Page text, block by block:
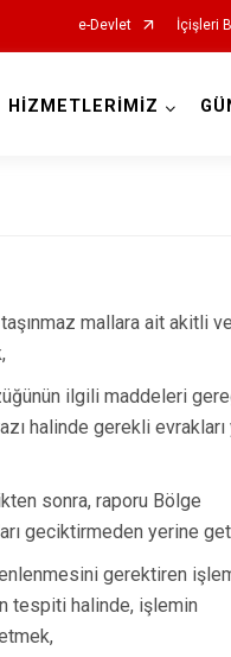
e-Devlet İçişleri
HİZMETLERİMİZ
mallara ait akitli ve
ilgili maddeleri
halinde gerekli
sonra, raporu Bölge
geciktirmeden yerine
gerektiren
tespiti halinde, işlemin